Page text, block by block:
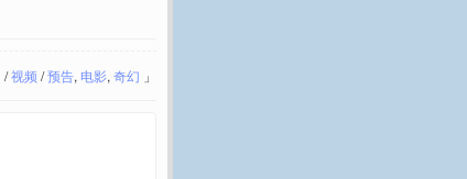
/视频/预告, 电影, 奇幻 」